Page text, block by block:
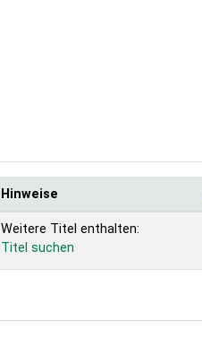
Hinweise
Weitere Titel enthalten:
Titel suchen